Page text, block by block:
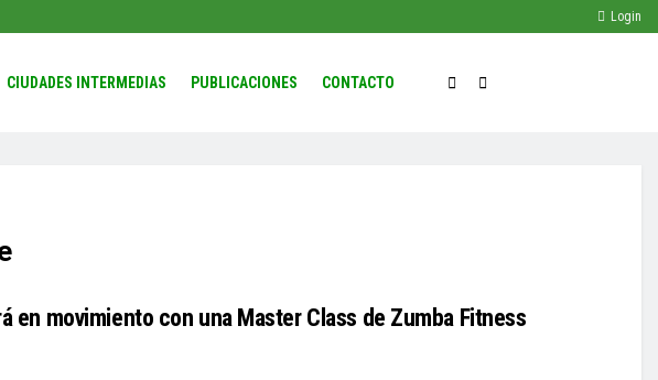
Login
CIUDADES INTERMEDIAS PUBLICACIONES CONTACTO
en movimiento con una Master Class de Zumba Fitness